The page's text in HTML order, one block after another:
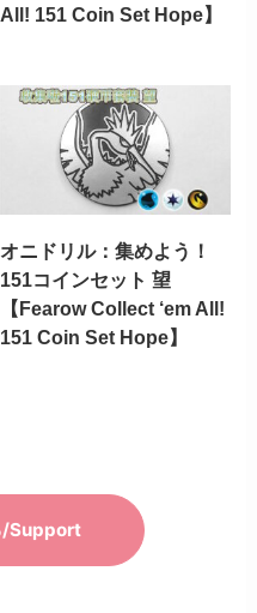
All! 151 Coin Set Hope】
オニドリル：集めよう！
151コインセット 望
【Fearow Collect ‘em All!
151 Coin Set Hope】